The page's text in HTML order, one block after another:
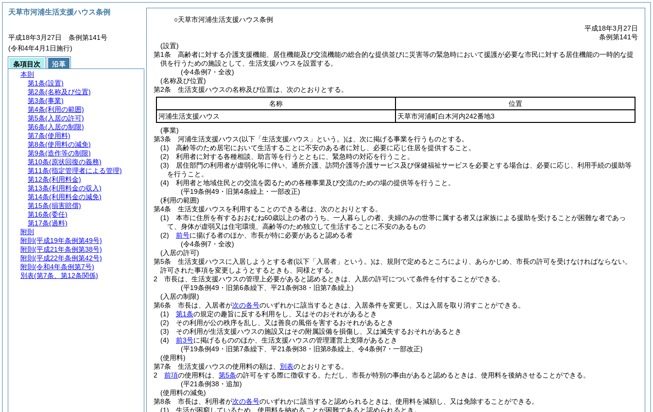
○天草市河浦生活支援ハウス条例
平成18年3月27日
条例第141号
(設置)
第1条
高齢者に対する介護支援機能、居住機能及び交流機能の総合的な提供並びに災害等の緊急時において援護が必要な市民に対する居住機能の一時的な提
供を行うための施設として、生活支援ハウスを設置する。
(令4条例7・全改)
(名称及び位置)
第2条
生活支援ハウスの名称及び位置は、次のとおりとする。
名称
位置
河浦生活支援ハウス
天草市河浦町白木河内242番地3
(事業)
第3条
河浦生活支援ハウス(以下「生活支援ハウス」という。)は、次に掲げる事業を行うものとする。
(1)
高齢等のため居宅において生活することに不安のある者に対し、必要に応じ住居を提供すること。
(2)
利用者に対する各種相談、助言等を行うとともに、緊急時の対応を行うこと。
(3)
居住部門の利用者が虚弱化等に伴い、通所介護、訪問介護等介護サービス及び保健福祉サービスを必要とする場合は、必要に応じ、利用手続の援助等
を行うこと。
(4)
利用者と地域住民との交流を図るための各種事業及び交流のための場の提供等を行うこと。
(平19条例49・旧第4条繰上・一部改正)
(利用の範囲)
第4条
生活支援ハウスを利用することのできる者は、次のとおりとする。
(1)
本市に住所を有するおおむね60歳以上の者のうち、一人暮らしの者、夫婦のみの世帯に属する者又は家族による援助を受けることが困難な者であっ
て、身体が虚弱又は住宅環境、高齢等のため独立して生活することに不安のあるもの
(2)
前号に揚げる者のほか、市長が特に必要があると認める者
(令4条例7・全改)
(入居の許可)
第5条
生活支援ハウスに入居しようとする者(以下「入居者」という。)は、規則で定めるところにより、あらかじめ、市長の許可を受けなければならない。
許可された事項を変更しようとするときも、同様とする。
2
市長は、生活支援ハウスの管理上必要があると認めるときは、入居の許可について条件を付することができる。
(平19条例49・旧第6条繰下、平21条例38・旧第7条繰上)
(入居の制限)
第6条
市長は、入居者が次の各号のいずれかに該当するときは、入居条件を変更し、又は入居を取り消すことができる。
(1)
第1条の規定の趣旨に反する利用をし、又はそのおそれがあるとき
(2)
その利用が公の秩序を乱し、又は善良の風俗を害するおそれがあるとき
(3)
その利用が生活支援ハウスの施設又はその附属設備を損傷し、又は滅失するおそれがあるとき
(4)
前3号に掲げるもののほか、生活支援ハウスの管理運営上支障があるとき
(平19条例49・旧第7条繰下、平21条例38・旧第8条繰上、令4条例7・一部改正)
(使用料)
第7条
生活支援ハウスの使用料の額は、 別表のとおりとする。
2
前項の使用料は、 第5条の許可をする際に徴収する。 ただし、市長が特別の事由があると認めるときは、使用料を後納させることができる。
(平21条例38・追加)
(使用料の減免)
第8条
市長は、利用者が次の各号のいずれかに該当すると認められるときは、使用料を減額し、又は免除することができる。
(1)
生活が困窮しているため、使用料を納めることが困難であると認められるとき。
天草市河浦生活支援ハウス条例
平成18年3月27日 条例第141号
(令和4年4月1日施行)
条項目次
沿革
本則
第1条(設置)
第2条(名称及び位置)
第3条(事業)
第4条(利用の範囲)
第5条(入居の許可)
第6条(入居の制限)
第7条(使用料)
第8条(使用料の減免)
第9条(造作等の制限)
第10条(原状回復の義務)
第11条(指定管理者による管理)
第12条(利用料金)
第13条(利用料金の収入)
第14条(利用料金の減免)
第15条(損害賠償)
第16条(委任)
第17条(過料)
附則
附則 (平成19年条例第49号)
附則 (平成21年条例第38号)
附則 (平成22年条例第42号)
附則 (令和4年条例第7号)
別表(第7条、第12条関係)